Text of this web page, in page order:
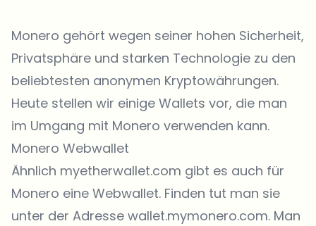
Monero gehört wegen seiner hohen Sicherheit,
Privatsphäre und starken Technologie zu den
beliebtesten anonymen Kryptowährungen.
Heute stellen wir einige Wallets vor, die man
im Umgang mit Monero verwenden kann.
Monero Webwallet
Ähnlich myetherwallet.com gibt es auch für
Monero eine Webwallet. Finden tut man sie
unter der Adresse wallet.mymonero.com. Man